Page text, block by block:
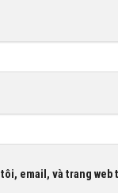
tôi, email, và trang